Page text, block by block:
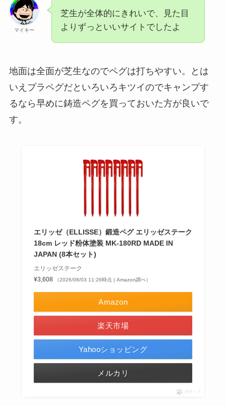
マイキー
芝生が全体的にきれいで、見た目
よりずっといいサイトでしたよ
地面は全面が芝生なのでペグは打ちやすい。とは
いえプラペグだといろいろキツイのでキャンプす
るなら早めに鋳造ペグを買っておいた方が良いで
す。
エリッゼ（ELLISSE）鍛造ペグ エリッゼステーク
18cm レッド粉体塗装 MK-180RD MADE IN
JAPAN (8本セット)
エリッゼステーク
¥3,608
（2026/08/03 11:26時点 | Amazon調べ）
Amazon
楽天市場
Yahooショッピング
メルカリ
ポチップ